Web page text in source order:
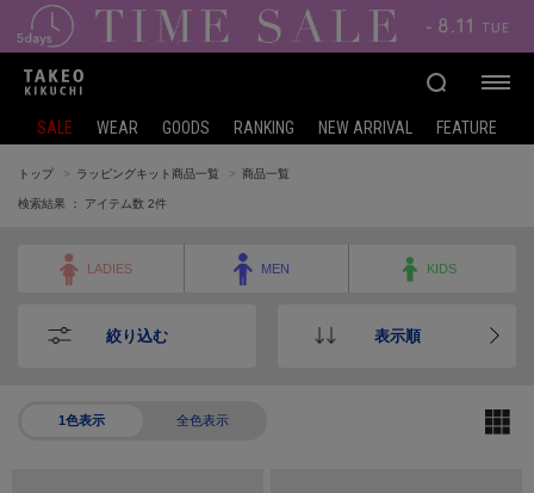
SALE WEAR GOODS RANKING NEW ARRIVAL FEATURE
トップ ラッピングキット商品一覧 商品一覧
検索結果 ： アイテム数 2件
LADIES MEN KIDS
絞り込む 表示順
1色表示 全色表示